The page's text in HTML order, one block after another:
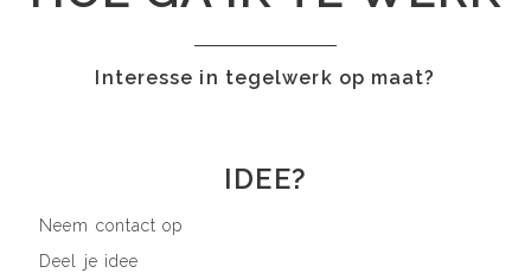
Interesse in tegelwerk op maat?
IDEE?
Neem contact op
Deel je idee